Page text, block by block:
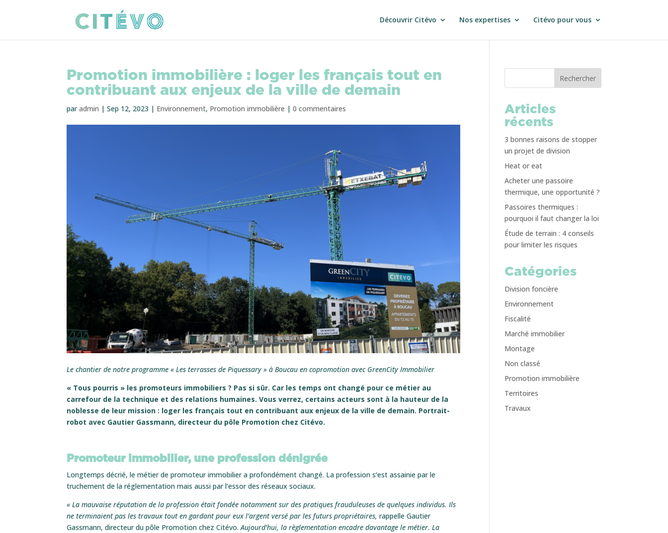
Découvrir Citévo Nos expertises Citévo pour vous
Promotion immobilière : loger les français tout en
contribuant aux enjeux de la ville de demain
paradmin |Sep 12, 2023 | Environnement, Promotion immobilière |0 commentaires
Le chantier de notre programme « Les terrasses de Piquessary » à Boucau en copromotion avec GreenCity Immobilier
« Tous pourris » les promoteurs immobiliers ? Pas si sûr. Car les temps ont changé pour ce métier au
carrefour de la technique et des relations humaines. Vous verrez, certains acteurs sont à la hauteur de la
noblesse de leur mission : loger les français tout en contribuant aux enjeux de la ville de demain. Portrait-
robot avec Gautier Gassmann, directeur du pôle Promotion chez Citévo.
Promoteur immobilier, une profession dénigrée
Longtemps décrié, le métier de promoteur immobilier a profondément changé. La profession s’est assainie par le
truchement de la réglementation mais aussi par l’essor des réseaux sociaux.
« La mauvaise réputation de la profession était fondée notamment sur des pratiques frauduleuses de quelques individus. Ils
ne terminaient pas les travaux tout en gardant pour eux l’argent versé par les futurs propriétaires, rappelle Gautier
Gassmann, directeur du pôle Promotion chez Citévo.Aujourd’hui, la règlementation encadre davantage le métier. La
Rechercher
Articles
récents
3 bonnes raisons de stopper
un projet de division
Heat or eat
Acheter une passoire
thermique, une opportunité ?
Passoires thermiques :
pourquoi il faut changer la loi
Étude de terrain : 4 conseils
pour limiter les risques
Catégories
Division foncière
Environnement
Fiscalité
Marché immobilier
Montage
Non classé
Promotion immobilière
Territoires
Travaux